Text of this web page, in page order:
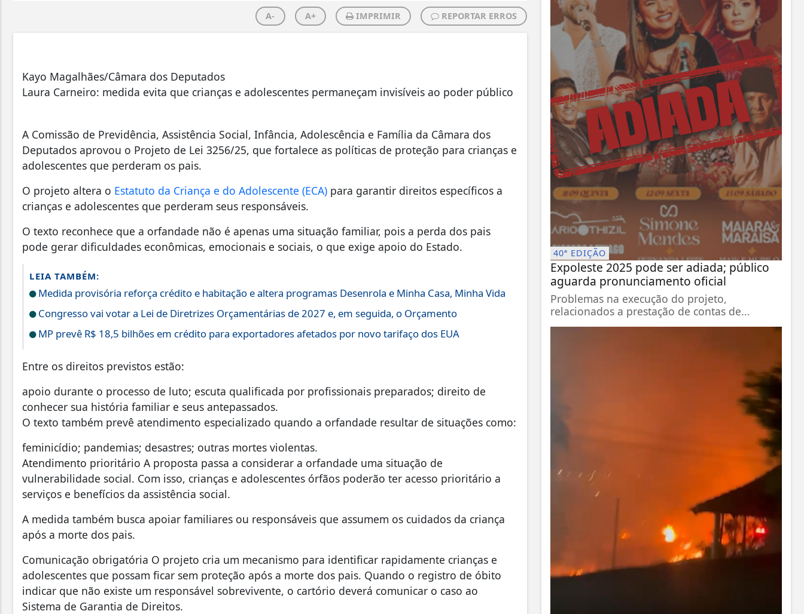
A- A+ IMPRIMIR REPORTAR ERROS
Kayo Magalhães/Câmara dos Deputados
Laura Carneiro: medida evita que crianças e adolescentes permaneçam invisíveis ao poder público
A Comissão de Previdência, Assistência Social, Infância, Adolescência e Família da Câmara dos
Deputados aprovou o Projeto de Lei 3256/25, que fortalece as políticas de proteção para crianças e
adolescentes que perderam os pais.
O projeto altera o Estatuto da Criança e do Adolescente (ECA) para garantir direitos específicos a
crianças e adolescentes que perderam seus responsáveis.
O texto reconhece que a orfandade não é apenas uma situação familiar, pois a perda dos pais
pode gerar dificuldades econômicas, emocionais e sociais, o que exige apoio do Estado.
LEIA TAMBÉM:
Medida provisória reforça crédito e habitação e altera programas Desenrola e Minha Casa, Minha Vida
Congresso vai votar a Lei de Diretrizes Orçamentárias de 2027 e, em seguida, o Orçamento
MP prevê R$ 18,5 bilhões em crédito para exportadores afetados por novo tarifaço dos EUA
Entre os direitos previstos estão:
apoio durante o processo de luto; escuta qualificada por profissionais preparados; direito de
conhecer sua história familiar e seus antepassados.
O texto também prevê atendimento especializado quando a orfandade resultar de situações como:
feminicídio; pandemias; desastres; outras mortes violentas.
Atendimento prioritário A proposta passa a considerar a orfandade uma situação de
vulnerabilidade social. Com isso, crianças e adolescentes órfãos poderão ter acesso prioritário a
serviços e benefícios da assistência social.
A medida também busca apoiar familiares ou responsáveis que assumem os cuidados da criança
após a morte dos pais.
Comunicação obrigatória O projeto cria um mecanismo para identificar rapidamente crianças e
adolescentes que possam ficar sem proteção após a morte dos pais. Quando o registro de óbito
indicar que não existe um responsável sobrevivente, o cartório deverá comunicar o caso ao
Sistema de Garantia de Direitos.
40ª EDIÇÃO
Expoleste 2025 pode ser adiada; público
aguarda pronunciamento oficial
Problemas na execução do projeto,
relacionados a prestação de contas de...